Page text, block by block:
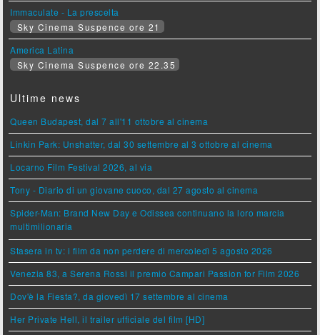
Immaculate - La prescelta
Sky Cinema Suspence ore 21
America Latina
Sky Cinema Suspence ore 22.35
Ultime news
Queen Budapest, dal 7 all'11 ottobre al cinema
Linkin Park: Unshatter, dal 30 settembre al 3 ottobre al cinema
Locarno Film Festival 2026, al via
Tony - Diario di un giovane cuoco, dal 27 agosto al cinema
Spider-Man: Brand New Day e Odissea continuano la loro marcia
multimilionaria
Stasera in tv: i film da non perdere di mercoledì 5 agosto 2026
Venezia 83, a Serena Rossi il premio Campari Passion for Film 2026
Dov'è la Fiesta?, da giovedì 17 settembre al cinema
Her Private Hell, il trailer ufficiale del film [HD]